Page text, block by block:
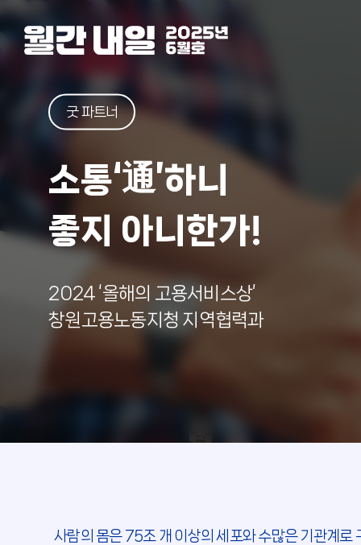
굿 파트너
소통‘通’하니
좋지 아니한가!
2024 ‘올해의 고용서비스상’
창원고용노동지청 지역협력과
사람의 몸은 75조 개 이상의 세포와 수많은 기관계로